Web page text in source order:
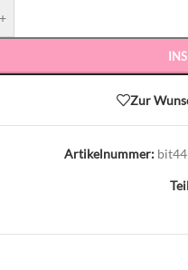
+
Zur
Artikelnummer: bit44